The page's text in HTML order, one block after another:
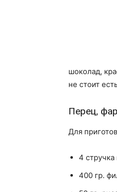
шоколад,
не стоит
Перец,
Для
4 стручка
400 гр.